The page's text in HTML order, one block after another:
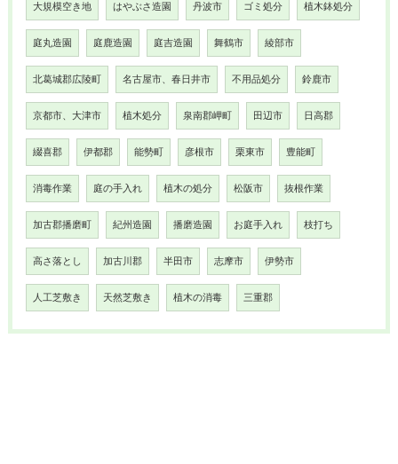
大規模空き地 はやぶさ造園 丹波市 ゴミ処分 植木鉢処分
庭丸造園 庭鹿造園 庭吉造園 舞鶴市 綾部市
北葛城郡広陵町 名古屋市、春日井市 不用品処分 鈴鹿市
京都市、大津市 植木処分 泉南郡岬町 田辺市 日高郡
綴喜郡 伊都郡 能勢町 彦根市 栗東市 豊能町
消毒作業 庭の手入れ 植木の処分 松阪市 抜根作業
加古郡播磨町 紀州造園 播磨造園 お庭手入れ 枝打ち
高さ落とし 加古川郡 半田市 志摩市 伊勢市
人工芝敷き 天然芝敷き 植木の消毒 三重郡